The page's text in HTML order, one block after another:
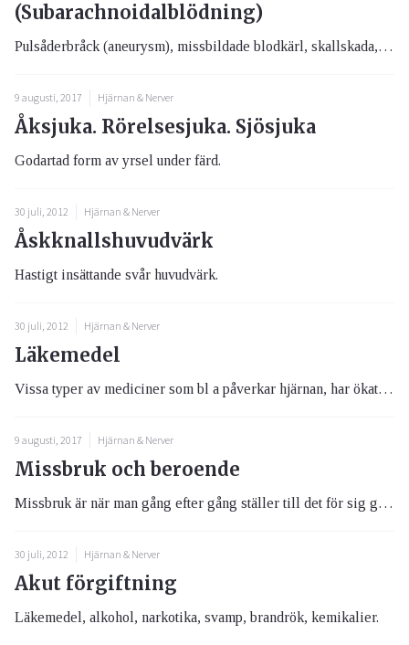
(Subarachnoidalblödning)
Pulsåderbråck (aneurysm), missbildade blodkärl, skallskada, infektion, “åderförkalkning”, tumör. Det är stör...
9 augusti, 2017 Hjärnan & Nerver
Åksjuka. Rörelsesjuka. Sjösjuka
Godartad form av yrsel under färd.
30 juli, 2012 Hjärnan & Nerver
Åskknallshuvudvärk
Hastigt insättande svår huvudvärk.
30 juli, 2012 Hjärnan & Nerver
Läkemedel
Vissa typer av mediciner som bl a påverkar hjärnan, har ökat i användning inom missbrukskretsar. Det handlar t ex om de ...
9 augusti, 2017 Hjärnan & Nerver
Missbruk och beroende
Missbruk är när man gång efter gång ställer till det för sig genom att använda en drog. Beroende är när man inte längre ...
30 juli, 2012 Hjärnan & Nerver
Akut förgiftning
Läkemedel, alkohol, narkotika, svamp, brandrök, kemikalier.